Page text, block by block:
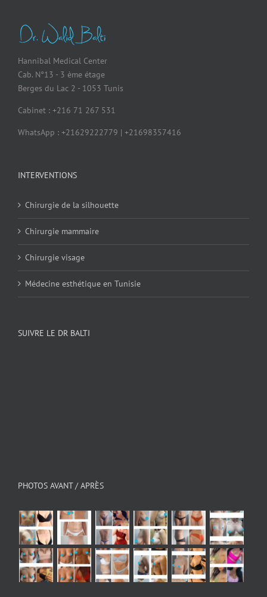
Hannibal Medical Center
Cab. N°13 - 3 ème étage
Berges du Lac 2 - 1053 Tunis
Cabinet : +216 71 267 531
WhatsApp : +21629222779 | +21698357416
INTERVENTIONS
Chirurgie de la silhouette
Chirurgie mammaire
Chirurgie visage
Médecine esthétique en Tunisie
SUIVRE LE DR BALTI
PHOTOS AVANT / APRÈS